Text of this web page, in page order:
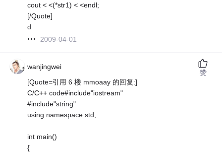
cout < <(*str1) < <endl;
[/Quote]
d
2009-04-01
wanjingwei
[Quote=引用 6 楼 mmoaay 的回复:]
C/C++ code#include"iostream"
#include"string"
using namespace std;
int main()
{
赞